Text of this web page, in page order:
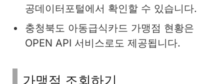
공데이터포털에서 확인할 수 있습니다.
충청북도 아동급식카드 가맹점 현황은
OPEN API 서비스로도 제공됩니다.
가맹점 조회하기